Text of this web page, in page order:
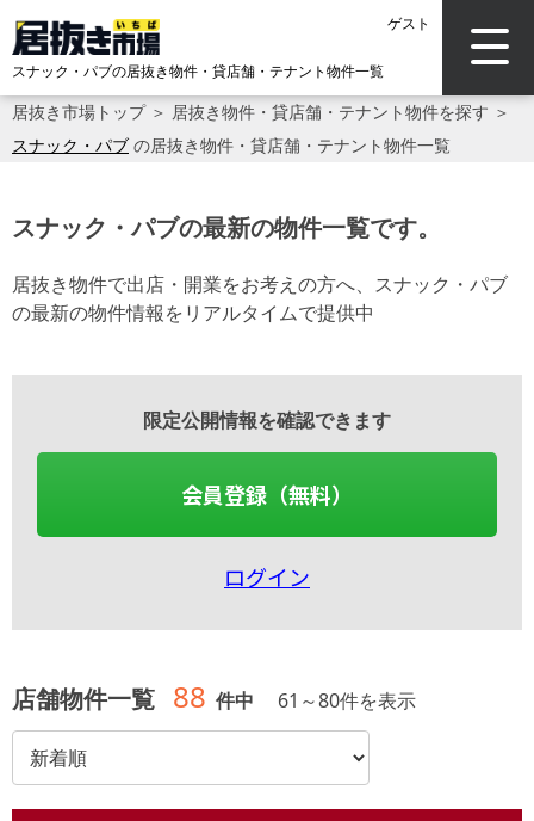
ゲスト
スナック・パブの居抜き物件・貸店舗・テナント物件一覧
居抜き市場トップ＞ 居抜き物件・貸店舗・テナント物件を探す ＞
スナック・パブ の居抜き物件・貸店舗・テナント物件一覧
スナック・パブの最新の物件一覧です。
居抜き物件で出店・開業をお考えの方へ、スナック・パブ
の最新の物件情報をリアルタイムで提供中
限定公開情報を確認できます
会員登録（無料）
ログイン
店舗物件一覧 88 件中 61 ～80件を表示